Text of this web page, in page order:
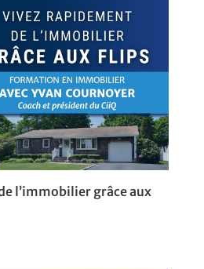
l’immobilier grâce aux